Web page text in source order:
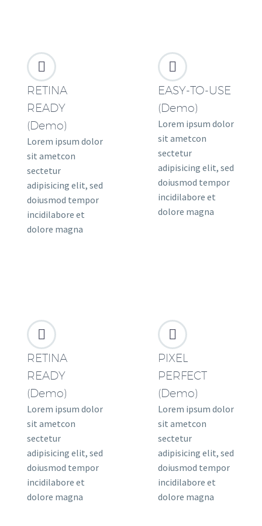


RETINA
READY
(Demo)
Lorem ipsum dolor
sit ametcon
sectetur
adipisicing elit, sed
doiusmod tempor
incidilabore et
dolore magna


EASY-TO-USE
(Demo)
Lorem ipsum dolor
sit ametcon
sectetur
adipisicing elit, sed
doiusmod tempor
incidilabore et
dolore magna


RETINA
READY
(Demo)
Lorem ipsum dolor
sit ametcon
sectetur
adipisicing elit, sed
doiusmod tempor
incidilabore et
dolore magna


PIXEL
PERFECT
(Demo)
Lorem ipsum dolor
sit ametcon
sectetur
adipisicing elit, sed
doiusmod tempor
incidilabore et
dolore magna